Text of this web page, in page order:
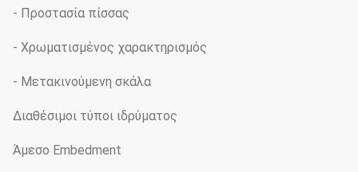
- Προστασία πίσσας
- Χρωματισμένος χαρακτηρισμός
- Μετακινούμενη σκάλα
Διαθέσιμοι τύποι ιδρύματος
Άμεσο Embedment